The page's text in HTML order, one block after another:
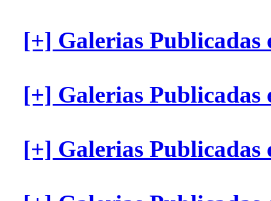
[+] Galerias Publicadas
[+] Galerias Publicadas
[+] Galerias Publicadas